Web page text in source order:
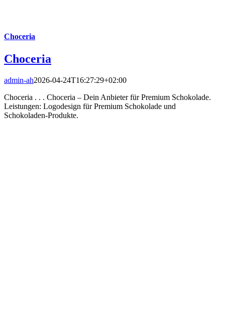
Choceria
Choceria
admin-ah2026-04-24T16:27:29+02:00
Choceria . . . Choceria – Dein Anbieter für Premium Schokolade.
Leistungen: Logodesign für Premium Schokolade und
Schokoladen-Produkte.